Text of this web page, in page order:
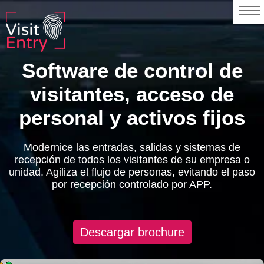
Software de control de
visitantes, acceso de
personal y activos fijos
Modernice las entradas, salidas y sistemas de
recepción de todos los visitantes de su empresa o
unidad. Agiliza el flujo de personas, evitando el paso
por recepción controlado por APP.
Descargar brochure